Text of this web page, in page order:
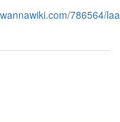
786564/